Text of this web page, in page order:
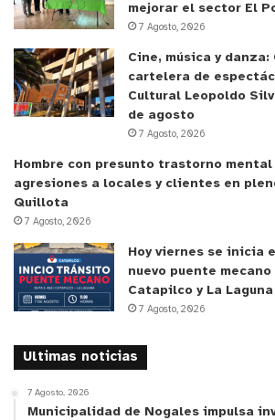
mejorar el sector El
7 Agosto, 2026
Cine, música y
cartelera de
Cultural Leopoldo
de agosto
7 Agosto, 2026
Hombre con presunto trastorno
agresiones a locales y clientes en
Quillota
7 Agosto, 2026
Hoy viernes se inicia
nuevo puente
Catapilco y La Laguna
7 Agosto, 2026
Ultimas noticias
7 Agosto, 2026
Municipalidad de Nogales impulsa